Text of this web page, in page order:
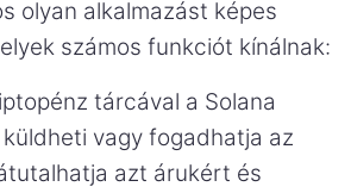
olyan alkalmazást képes
számos funkciót kínálnak:
tárcával a Solana
vagy fogadhatja az
azt árukért és